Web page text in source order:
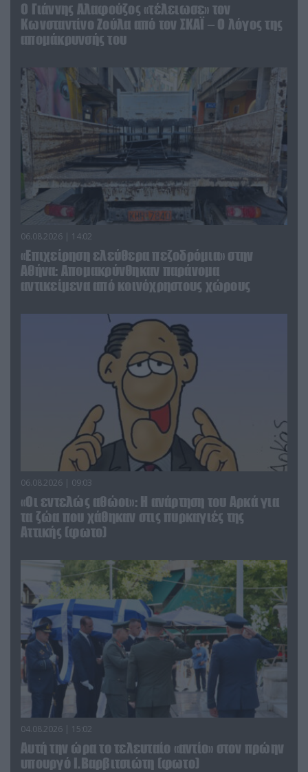
Ο Γιάννης Αλαφούζος «τέλειωσε» τον
Κωνσταντίνο Ζούλα από τον ΣΚΑΪ – Ο λόγος της
απομάκρυνσής του
06.08.2026 | 14:02
«Επιχείρηση ελεύθερα πεζοδρόμια» στην
Αθήνα: Απομακρύνθηκαν παράνομα
αντικείμενα από κοινόχρηστους χώρους
06.08.2026 | 09:03
«Οι εντελώς αθώοι»: Η ανάρτηση του Αρκά για
τα ζώα που χάθηκαν στις πυρκαγιές της
Αττικής (φωτο)
04.08.2026 | 15:02
Αυτή την ώρα το τελευταίο «αντίο» στον πρώην
υπουργό Ι.Βαρβιτσιώτη (φωτο)